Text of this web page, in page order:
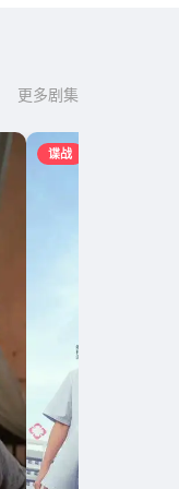
更多剧集
谍战